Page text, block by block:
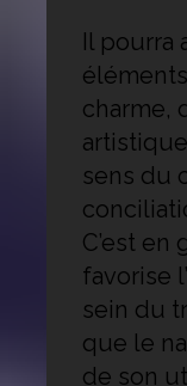
Il pourra
charme,
sens du
C’est
favorise
sein du
que le
de son